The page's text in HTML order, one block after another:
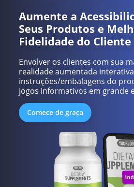
Aumente a
Seus Produtos e
Fidelidade do Cliente
Envolver os clientes com sua
realidade aumentada
instruções/embalagens do
jogos informativos em grande
Comece de graça